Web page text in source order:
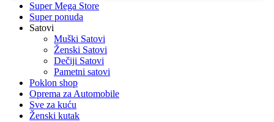
Super Mega Store
Super ponuda
Satovi
Muški Satovi
Ženski Satovi
Dečiji Satovi
Pametni satovi
Poklon shop
Oprema za Automobile
Sve za kuću
Ženski kutak